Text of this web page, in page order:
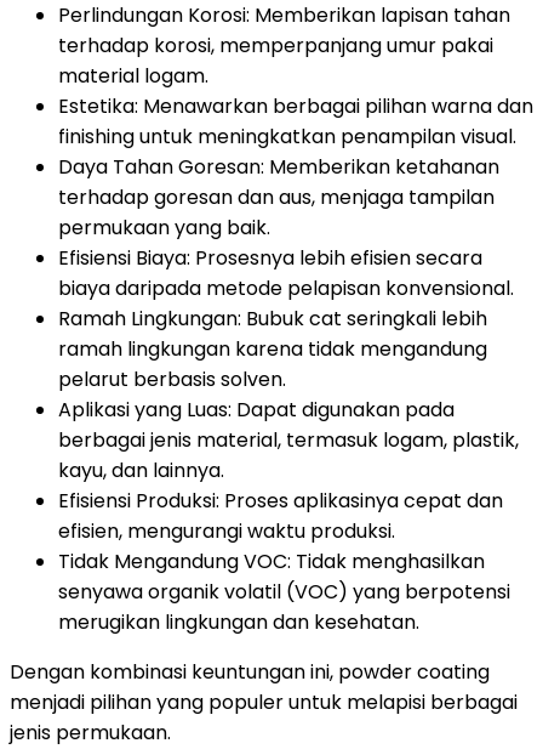
Perlindungan Korosi: Memberikan lapisan tahan
terhadap korosi, memperpanjang umur pakai
material logam.
Estetika: Menawarkan berbagai pilihan warna dan
finishing untuk meningkatkan penampilan visual.
Daya Tahan Goresan: Memberikan ketahanan
terhadap goresan dan aus, menjaga tampilan
permukaan yang baik.
Efisiensi Biaya: Prosesnya lebih efisien secara
biaya daripada metode pelapisan konvensional.
Ramah Lingkungan: Bubuk cat seringkali lebih
ramah lingkungan karena tidak mengandung
pelarut berbasis solven.
Aplikasi yang Luas: Dapat digunakan pada
berbagai jenis material, termasuk logam, plastik,
kayu, dan lainnya.
Efisiensi Produksi: Proses aplikasinya cepat dan
efisien, mengurangi waktu produksi.
Tidak Mengandung VOC: Tidak menghasilkan
senyawa organik volatil (VOC) yang berpotensi
merugikan lingkungan dan kesehatan.
Dengan kombinasi keuntungan ini, powder coating
menjadi pilihan yang populer untuk melapisi berbagai
jenis permukaan.